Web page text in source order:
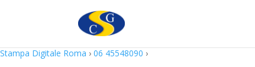
Stampa Digitale Roma › 06 45548090 ›
Questo sito utilizza cookie in conformità alla policy e cookie